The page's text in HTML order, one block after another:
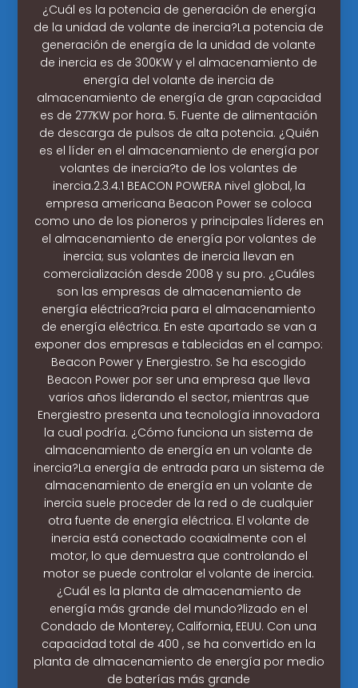
¿Cuál es la potencia de generación de energía
de la unidad de volante de inercia?La potencia de
generación de energía de la unidad de volante
de inercia es de 300KW y el almacenamiento de
energía del volante de inercia de
almacenamiento de energía de gran capacidad
es de 277KW por hora. 5. Fuente de alimentación
de descarga de pulsos de alta potencia. ¿Quién
es el líder en el almacenamiento de energía por
volantes de inercia?to de los volantes de
inercia.2.3.4.1 BEACON POWERA nivel global, la
empresa americana Beacon Power se coloca
como uno de los pioneros y principales líderes en
el almacenamiento de energía por volantes de
inercia; sus volantes de inercia llevan en
comercialización desde 2008 y su pro. ¿Cuáles
son las empresas de almacenamiento de
energía eléctrica?rcia para el almacenamiento
de energía eléctrica. En este apartado se van a
exponer dos empresas e tablecidas en el campo:
Beacon Power y Energiestro. Se ha escogido
Beacon Power por ser una empresa que lleva
varios años liderando el sector, mientras que
Energiestro presenta una tecnología innovadora
la cual podría. ¿Cómo funciona un sistema de
almacenamiento de energía en un volante de
inercia?La energía de entrada para un sistema de
almacenamiento de energía en un volante de
inercia suele proceder de la red o de cualquier
otra fuente de energía eléctrica. El volante de
inercia está conectado coaxialmente con el
motor, lo que demuestra que controlando el
motor se puede controlar el volante de inercia.
¿Cuál es la planta de almacenamiento de
energía más grande del mundo?lizado en el
Condado de Monterey, California, EEUU. Con una
capacidad total de 400 , se ha convertido en la
planta de almacenamiento de energía por medio
de baterías más grande